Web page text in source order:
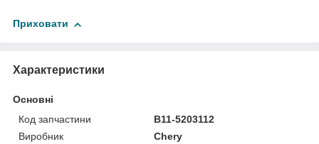
Приховати
Характеристики
Основні
Код запчастини
B11-5203112
Виробник
Chery